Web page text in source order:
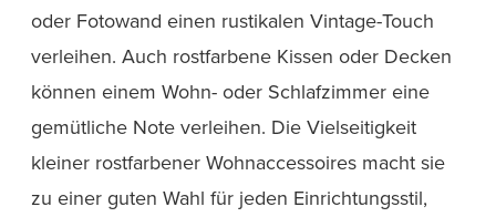
oder Fotowand einen rustikalen Vintage-Touch
verleihen. Auch rostfarbene Kissen oder Decken
können einem Wohn- oder Schlafzimmer eine
gemütliche Note verleihen. Die Vielseitigkeit
kleiner rostfarbener Wohnaccessoires macht sie
zu einer guten Wahl für jeden Einrichtungsstil,